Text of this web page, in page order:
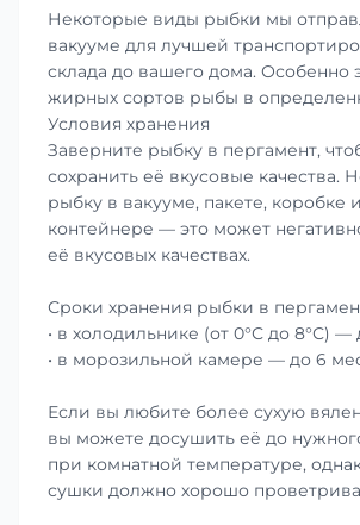
Некоторые виды рыбки мы
вакууме для лучшей
склада до вашего дома. Особенно
жирных сортов рыбы в
Условия хранения
Заверните рыбку в пергамент,
сохранить её вкусовые качества.
рыбку в вакууме, пакете, коробке
контейнере — это может
её вкусовых качествах.
Сроки хранения рыбки в
• в холодильнике (от 0°С до 8°С) —
• в морозильной камере — до 6
Если вы любите более сухую
вы можете досушить её до
при комнатной температуре,
сушки должно хорошо